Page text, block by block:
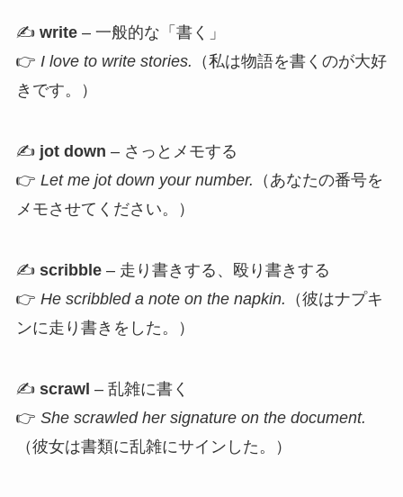
✍️ write– 一般的な「書く」
👉 I love to write stories. （私は物語を書くのが大好
きです。）
✍️ jot down – さっとメモする
👉 Let me jot down your number. （あなたの番号を
メモさせてください。）
✍️ scribble– 走り書きする、殴り書きする
👉 He scribbled a note on the napkin. （彼はナプキ
ンに走り書きをした。）
✍️ scrawl – 乱雑に書く
👉 She scrawled her signature on the document.
（彼女は書類に乱雑にサインした。）